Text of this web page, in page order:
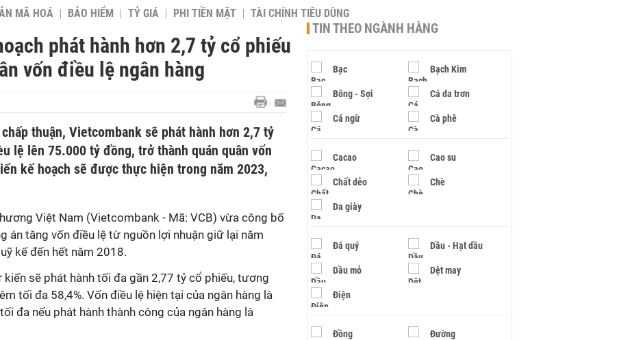
MÃ HOÁ BẢO HIỂM TỶ GIÁ PHI TIỀN MẶT TÀI CHÍNH TIÊU DÙNG
phát hành hơn 2,7 tỷ cổ phiếu
vốn điều lệ ngân hàng
thuận, Vietcombank sẽ phát hành hơn 2,7 tỷ
lệ lên 75.000 tỷ đồng, trở thành quán quân vốn
kế hoạch sẽ được thực hiện trong năm 2023,
Việt Nam (Vietcombank - Mã: VCB) vừa công bố
án tăng vốn điều lệ từ nguồn lợi nhuận giữ lại năm
kế đến hết năm 2018.
sẽ phát hành tối đa gần 2,77 tỷ cổ phiếu, tương
tối đa 58,4%. Vốn điều lệ hiện tại của ngân hàng là
đa nếu phát hành thành công của ngân hàng là
TIN THEO NGÀNH HÀNG
Bạc Bạch Kim
Bông - Sợi Cá da trơn
Cá ngừ Cà phê
Cacao Cao su
Chất dẻo Chè
Da giày
Đá quý Dầu - Hạt dầu
Dầu mỏ Dệt may
Điện
Đồng Đường